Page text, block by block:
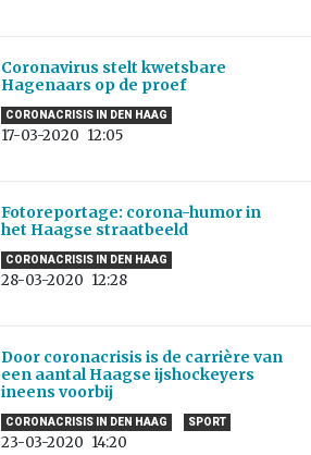
Coronavirus stelt kwetsbare
Hagenaars op de proef
CORONACRISIS IN DEN HAAG
17-03-2020 12:05
Fotoreportage: corona-humor in
het Haagse straatbeeld
CORONACRISIS IN DEN HAAG
28-03-2020 12:28
Door coronacrisis is de carrière van
een aantal Haagse ijshockeyers
ineens voorbij
CORONACRISIS IN DEN HAAG SPORT
23-03-2020 14:20